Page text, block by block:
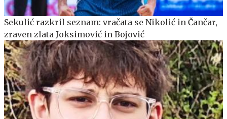
Sekulić razkril seznam: vračata se Nikolić in Čančar,
zraven zlata Joksimović in Bojović